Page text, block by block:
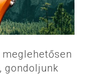
gondoljunk